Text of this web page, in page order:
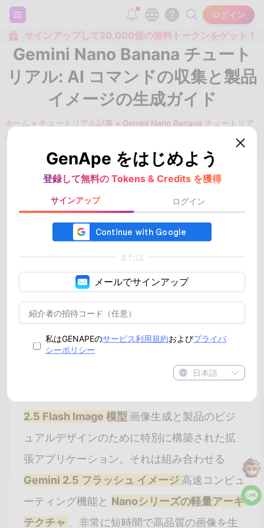
ログイン
サインアップして20,000個の無料トークンをゲット！
Gemini Nano Banana チュート
リアル: AI コマンドの収集と製品
イメージの生成ガイド
ホーム » チュートリアル記事 » Gemini Nano Banana チュートリア
ル: AI コマンドの収集と製品イメージの生成ガイド
2026/06/30
#nano banana 使用方法 #nano banana コマンド
#nano banana チュートリアル
#nano banana gemini
目次
2.5 Flash Image 模型 画像生成と製品のビジ
ュアルデザインのために特別に構築された拡
張アプリケーション。それは組み合わせる
Gemini 2.5 フラッシュ イメージ 高速コンピュ
ーティング機能と Nanoシリーズの軽量アーキ
テクチャ
、非常に短時間で高品質の画像を生
GenApe をはじめよう
登録して無料の Tokens & Credits を獲得
サインアップ ログイン
または
メールでサインアップ
私はGENAPEのサービス利用規約およびプライバ
シーポリシー
日本語